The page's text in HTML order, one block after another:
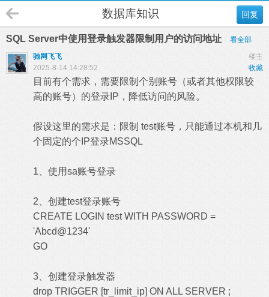
回复
数据库知识
SQL Server中使用登录触发器限制用户的访问地址
看全部
楼主
驰网飞飞
收藏
2025-8-14 14:28:52
目前有个需求，需要限制个别账号（或者其他权限较
高的账号）的登录IP，降低访问的风险。
假设这里的需求是：限制 test账号，只能通过本机和几
个固定的个IP登录MSSQL
1、使用sa账号登录
2、创建test登录账号
CREATE LOGIN test WITH PASSWORD =
'Abcd@1234'
GO
3、创建登录触发器
drop TRIGGER [tr_limit_ip] ON ALL SERVER ;